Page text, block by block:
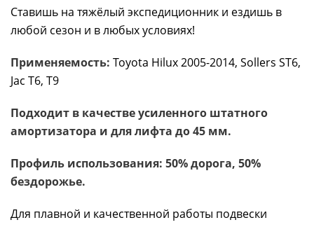
Ставишь на тяжёлый экспедиционник и ездишь в
любой сезон и в любых условиях!
Применяемость: Toyota Hilux 2005-2014, Sollers ST6,
Jac T6, T9
Подходит в качестве усиленного штатного
амортизатора и для лифта до 45 мм.
Профиль использования: 50% дорога, 50%
бездорожье.
Для плавной и качественной работы подвески